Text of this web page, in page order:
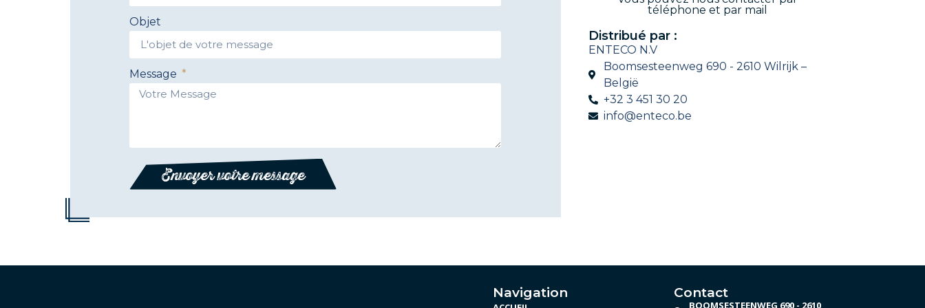
Objet
Message
Envoyer votre message
téléphone et par mail
Distribué par :
ENTECO N.V
Boomsesteenweg 690 - 2610 Wilrijk –
België
+32 3 451 30 20
info@enteco.be
Navigation Contact
BOOMSESTEENWEG 690 - 2610